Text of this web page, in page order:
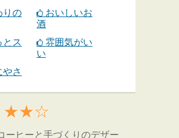
りの
おいしいお
酒
とス
雰囲気がい
い
やさ
★★☆
ーヒーと手づくりのデザー